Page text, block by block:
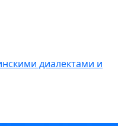
диалектами и